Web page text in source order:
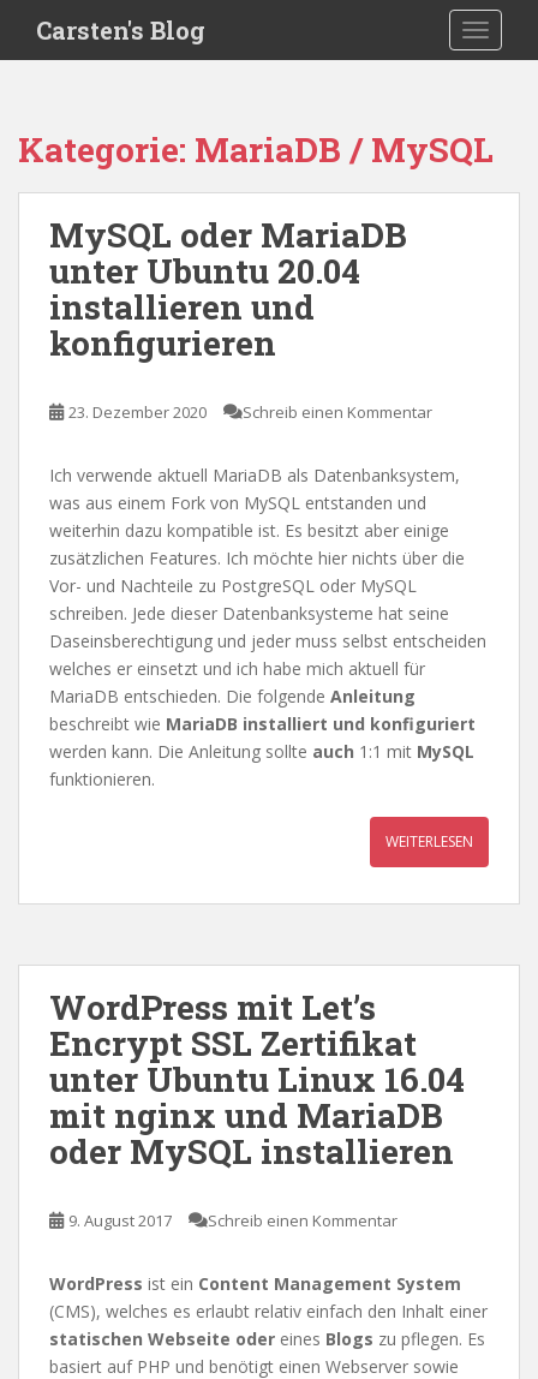
i
Carsten's Blog
Kategorie: MariaDB / MySQL
MySQL oder MariaDB
unter Ubuntu 20.04
installieren und
konfigurieren
23. Dezember 2020 Schreib einen Kommentar
Ich verwende aktuell MariaDB als Datenbanksystem,
was aus einem Fork von MySQL entstanden und
weiterhin dazu kompatible ist. Es besitzt aber einige
zusätzlichen Features. Ich möchte hier nichts über die
Vor- und Nachteile zu PostgreSQL oder MySQL
schreiben. Jede dieser Datenbanksysteme hat seine
Daseinsberechtigung und jeder muss selbst entscheiden
welches er einsetzt und ich habe mich aktuell für
MariaDB entschieden. Die folgende Anleitung
beschreibt wie MariaDB installiert und konfiguriert
werden kann. Die Anleitung sollte auch 1:1 mit MySQL
funktionieren.
WEITERLESEN
WordPress mit Let’s
Encrypt SSL Zertifikat
unter Ubuntu Linux 16.04
mit nginx und MariaDB
oder MySQL installieren
9. August 2017 Schreib einen Kommentar
WordPress ist ein Content Management System
(CMS), welches es erlaubt relativ einfach den Inhalt einer
statischen Webseite oder eines Blogs zu pflegen. Es
basiert auf PHP und benötigt einen Webserver sowie